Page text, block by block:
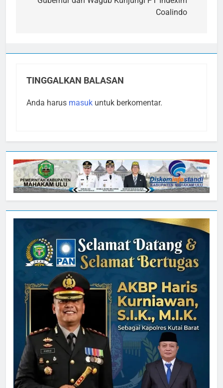
Coalindo
TINGGALKAN BALASAN
Anda harus masuk untuk berkomentar.